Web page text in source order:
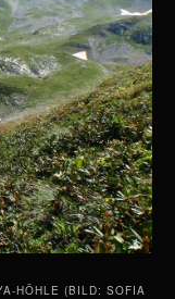
HÖHLE (BILD: SOFIA